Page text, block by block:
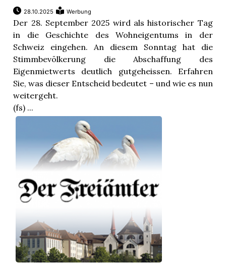
28.10.2025 Werbung
Der 28. September 2025 wird als historischer Tag
in die Geschichte des Wohneigentums in der
Schweiz eingehen. An diesem Sonntag hat die
Stimmbevölkerung die Abschaffung des
Eigenmietwerts deutlich gutgeheissen. Erfahren
Sie, was dieser Entscheid bedeutet – und wie es nun
weitergeht.
(fs) ...